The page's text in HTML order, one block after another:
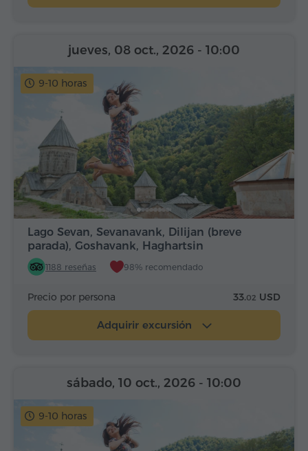
9-10 horas
Lago Sevan, Sevanavank, Dilijan (breve
parada), Goshavank, Haghartsin
1188 reseñas 98% recomendado
jueves, 08 oct., 2026 - 10:00
Precio por persona 33.02 USD
Adquirir excursión
9-10 horas
sábado, 10 oct., 2026 - 10:00